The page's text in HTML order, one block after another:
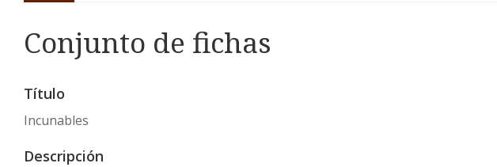
Conjunto de fichas
Título
Incunables
Descripción